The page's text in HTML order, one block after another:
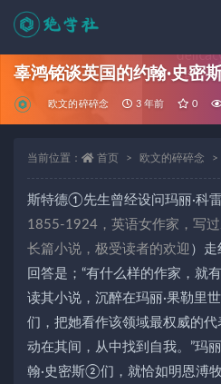
辜鸿铭谈英国的约翰·史密
欧文的碎碎念 3 年前 0
当前位置： 首页 欧文的碎碎念
斯特德①先生曾经设问玛丽·科
1855-1924，英语女作家，写
长篇小说，极受读者的欢迎 ）走
回答是；“有什么样的作家，就
读其小说，沉醉在玛丽·果勒里
们，把她看作该领域最权威的
动在其间，从中找到自我。”玛
翰·史密斯②们，就恰如明恩溥